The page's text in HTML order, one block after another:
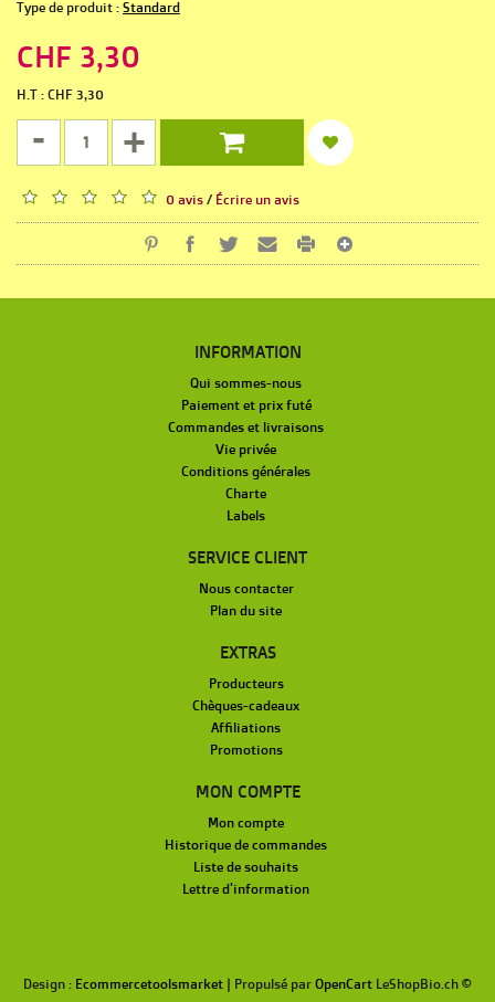
Type de produit : Standard
CHF 3,30
H.T : CHF 3,30
- +
0 avis / Écrire un avis
INFORMATION
Qui sommes-nous
Paiement et prix futé
Commandes et livraisons
Vie privée
Conditions générales
Charte
Labels
SERVICE CLIENT
Nous contacter
Plan du site
EXTRAS
Producteurs
Chèques-cadeaux
Affiliations
Promotions
MON COMPTE
Mon compte
Historique de commandes
Liste de souhaits
Lettre d'information
Design : Ecommercetoolsmarket | Propulsé par OpenCart LeShopBio.ch ©